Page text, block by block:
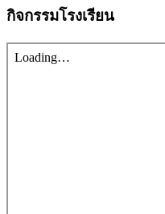
กิจกรรมโรงเรียน